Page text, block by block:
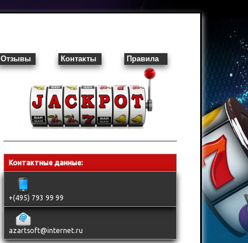
Отзывы Контакты Правила
Контактные данные:
+(495) 793 99 99
azartsoft@internet.ru